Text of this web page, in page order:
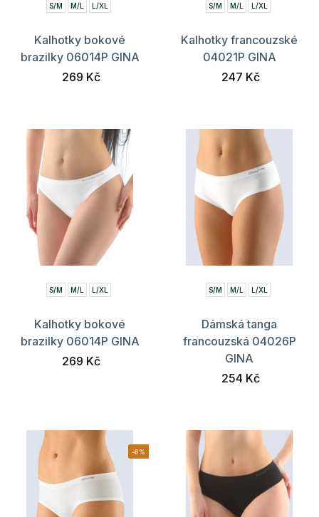
S/M M/L L/XL
Kalhotky bokové
brazilky 06014P GINA
269 Kč
S/M M/L L/XL
Kalhotky francouzské
04021P GINA
247 Kč
S/M M/L L/XL
Kalhotky bokové
brazilky 06014P GINA
269 Kč
S/M M/L L/XL
Dámská tanga
francouzská 04026P
GINA
254 Kč
-6%